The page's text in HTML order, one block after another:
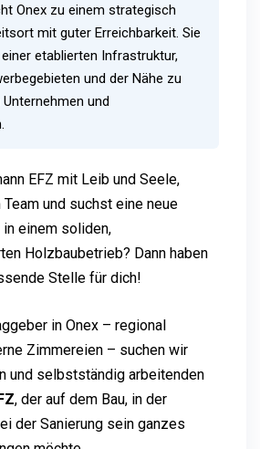
Onex zu einem strategisch
mit guter Erreichbarkeit. Sie
etablierten Infrastruktur,
und der Nähe zu
und
EFZ mit Leib und Seele,
und suchst eine neue
einem soliden,
Holzbaubetrieb? Dann haben
Stelle für dich!
in Onex – regional
Zimmereien – suchen wir
und selbstständig arbeitenden
, der auf dem Bau, in der
der Sanierung sein ganzes